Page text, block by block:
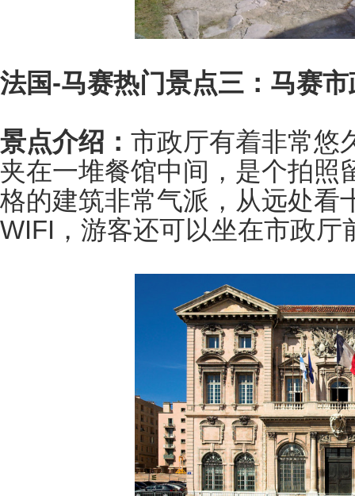
法国-马赛热门景点三：马赛
景点介绍： 市政厅有着非常悠
夹在一堆餐馆中间，是个拍照
格的建筑非常气派，从远处看
WIFI，游客还可以坐在市政厅